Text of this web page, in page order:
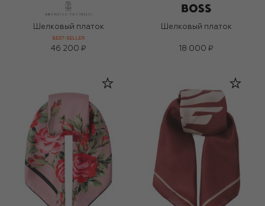
Шелковый платок
BEST-SELLER
46 200 ₽
Шелковый платок
18 000 ₽